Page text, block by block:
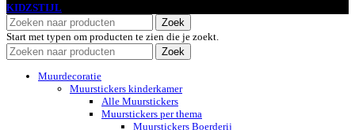
KIDZSTIJL
Zoek
Start met typen om producten te zien die je zoekt.
Zoek
Muurdecoratie
Muurstickers kinderkamer
Alle Muurstickers
Muurstickers per thema
Muurstickers Boerderij